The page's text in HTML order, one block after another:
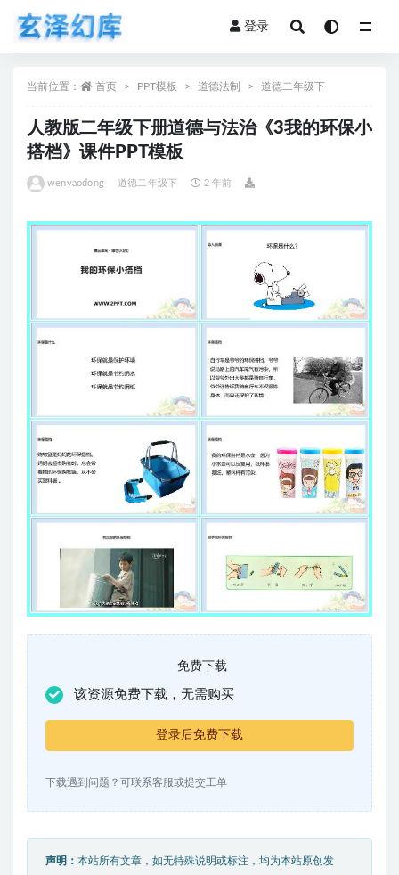
登录
当前位置： 首页 PPT模板 道德法制 道德二年级下
人教版二年级下册道德与法治《3我的环保小
搭档》课件PPT模板
wenyaodong 道德二年级下 2 年前
免费下载
该资源免费下载，无需购买
登录后免费下载
下载遇到问题？可联系客服或提交工单
声明： 本站所有文章，如无特殊说明或标注，均为本站原创发